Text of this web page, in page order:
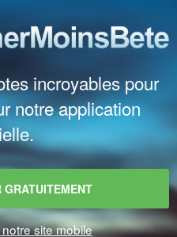
incroyables pour
notre application
site mobile